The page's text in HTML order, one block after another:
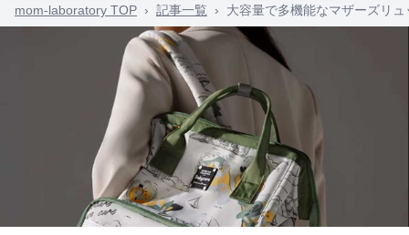
mom-laboratory TOP › 記事一覧 › 大容量で多機能なマザーズリ